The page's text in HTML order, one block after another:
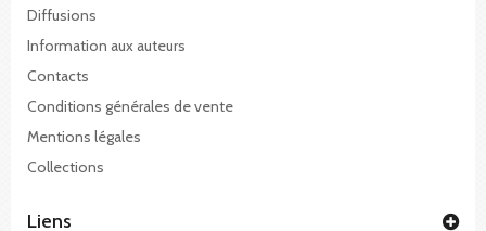
Diffusions
Information aux auteurs
Contacts
Conditions générales de vente
Mentions légales
Collections
Liens